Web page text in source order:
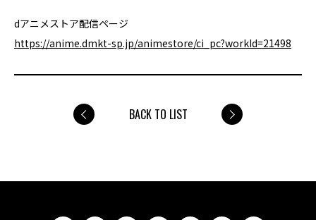
dアニメストア配信ページ
https://anime.dmkt-sp.jp/animestore/ci_pc?workId=21498
BACK TO LIST